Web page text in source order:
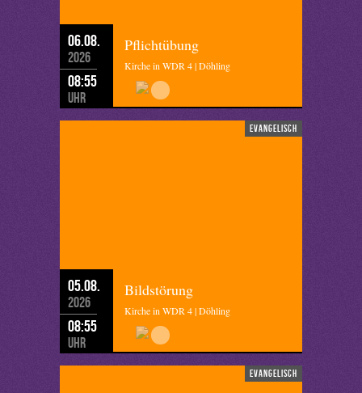
06.08.
2026
08:55
Uhr
Pflichtübung
Kirche in WDR 4 | Döhling
evangelisch
05.08.
2026
08:55
Uhr
Bildstörung
Kirche in WDR 4 | Döhling
evangelisch